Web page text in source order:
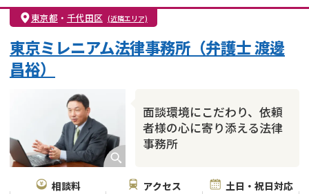
親権・面会交流権
DV
モラハラ
不貞・不倫慰謝料請求
国際離婚
財産分与
内縁の夫婦 熟年離婚
東京都 ・ 千代田区 (近隣エリア)
面談環境にこだわり、依頼
者様の心に寄り添える法律
事務所
東京ミレニアム法律事務所（弁護士 渡邊
昌裕）
相談料 アクセス 土日・祝日対応